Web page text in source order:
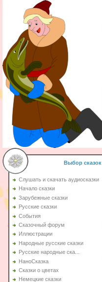
Выбор сказок
Слушать и скачать аудиосказки
Начало сказки
Зарубежные сказки
Русские сказки
События
Сказочный форум
Иллюстрации
Народные русские сказки
Русские народные ска...
НаноСказка
Сказки о цветах
Немецкие сказки